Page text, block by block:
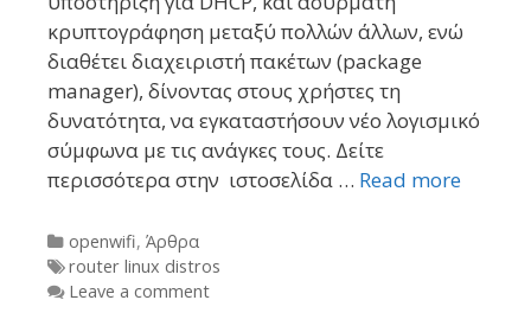
κρυπτογράφηση μεταξύ πολλών άλλων, ενώ
διαθέτει διαχειριστή πακέτων (package
manager), δίνοντας στους χρήστες τη
δυνατότητα, να εγκαταστήσουν νέο λογισμικό
σύμφωνα με τις ανάγκες τους. Δείτε
περισσότερα στην ιστοσελίδα … Read more
Categories
openwifi, Άρθρα
Tags
router linux distros
Leave a comment